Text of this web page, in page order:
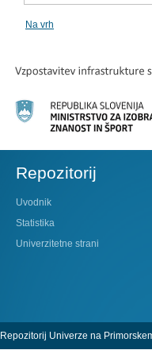
Na vrh
Repozitorij
Uvodnik
Statistika
Univerzitetne strani
Repozitorij Univerze na